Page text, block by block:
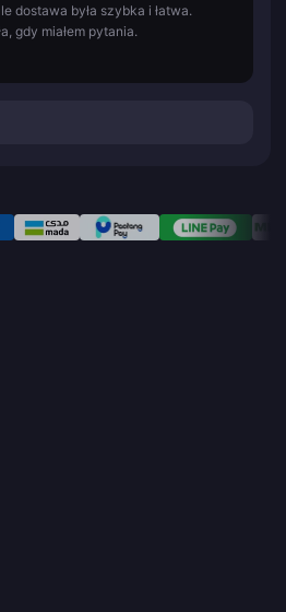
dostawa była szybka i łatwa.
gdy miałem pytania.